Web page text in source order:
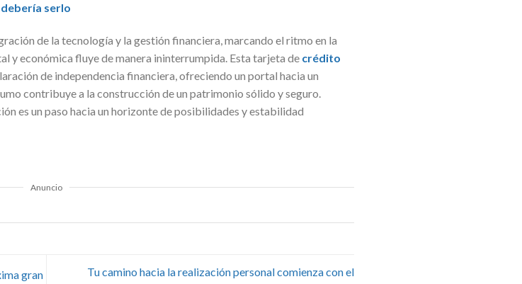
serlo
de la tecnología y la gestión financiera, marcando el ritmo en la
y económica fluye de manera ininterrumpida. Esta tarjeta de crédito
de independencia financiera, ofreciendo un portal hacia un
contribuye a la construcción de un patrimonio sólido y seguro.
es un paso hacia un horizonte de posibilidades y estabilidad
Anuncio
gran
Tu camino hacia la realización personal comienza con el